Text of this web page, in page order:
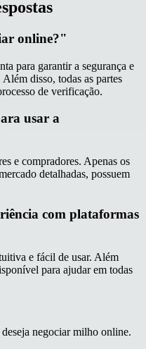
online?"
para garantir a segurança e
disso, todas as partes
de verificação.
usar a
e compradores. Apenas os
detalhadas, possuem
com plataformas
e fácil de usar. Além
para ajudar em todas
negociar milho online.